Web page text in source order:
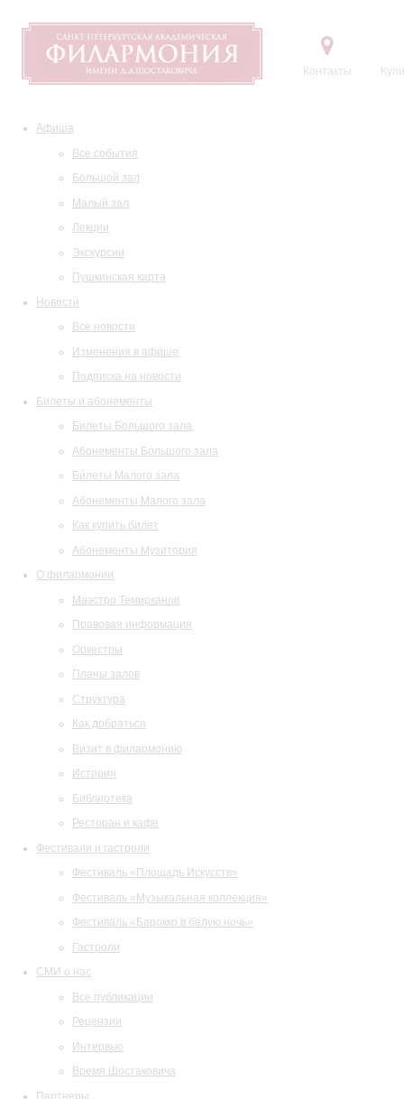
Контакты
Афиша
Все события
Большой зал
Малый зал
Лекции
Экскурсии
Пушкинская карта
Новости
Все новости
Изменения в афише
Подписка на новости
Билеты и абонементы
Билеты Большого зала
Абонементы Большого зала
Билеты Малого зала
Абонементы Малого зала
Как купить билет
Абонементы Музитория
О филармонии
Маэстро Темирканов
Правовая информация
Оркестры
Планы залов
Структура
Как добраться
Визит в филармонию
История
Библиотека
Ресторан и кафе
Фестивали и гастроли
Фестиваль «Площадь Искусств»
Фестиваль «Музыкальная коллекция»
Фестиваль «Барокко в белую ночь»
Гастроли
СМИ о нас
Все публикации
Рецензии
Интервью
Время Шостаковича
Партнеры